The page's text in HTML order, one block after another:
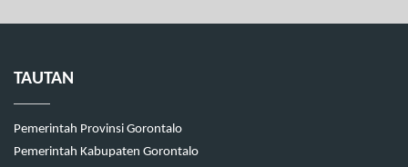
TAUTAN
Pemerintah Provinsi Gorontalo
Pemerintah Kabupaten Gorontalo